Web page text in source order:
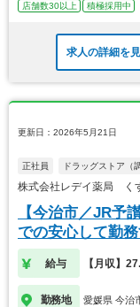
店舗数30以上
積極採用中
求人の詳細を
更新日：2026年5月21日
正社員 ドラッグストア（
株式会社レデイ薬局 く
【今治市／JR
での安心して勤
給与 【月収】
勤務地 愛媛県 今治